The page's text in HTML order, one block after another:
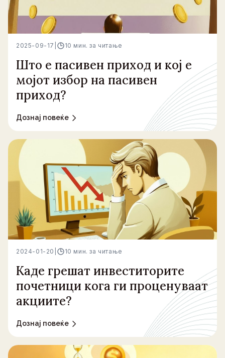
2025-09-17 10 мин. за читање
Што е пасивен приход и кој е
мојот избор на пасивен
приход?
Дознај повеќе
2024-01-20 10 мин. за читање
Каде грешат инвеститорите
почетници кога ги проценуваат
акциите?
Дознај повеќе